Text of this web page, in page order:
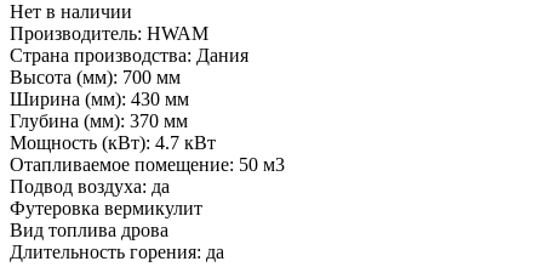
Нет в наличии
Производитель: HWAM
Страна производства: Дания
Высота (мм): 700 мм
Ширина (мм): 430 мм
Глубина (мм): 370 мм
Мощность (кВт): 4.7 кВт
Отапливаемое помещение: 50 м3
Подвод воздуха: да
Футеровка вермикулит
Вид топлива дрова
Длительность горения: да